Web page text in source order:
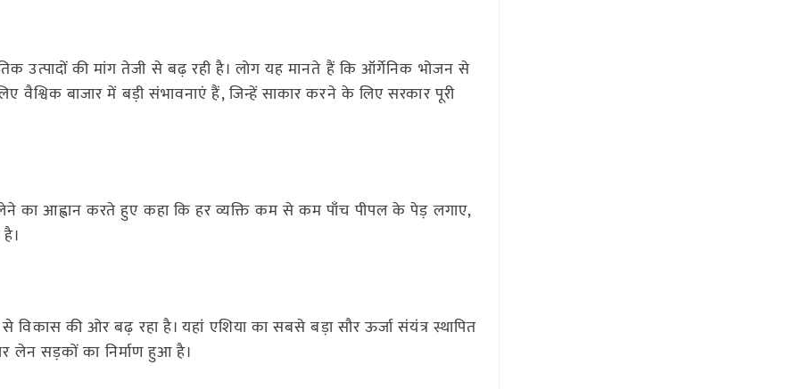
उत्पादों की मांग तेजी से बढ़ रही है। लोग यह मानते हैं कि ऑर्गेनिक भोजन से
वैश्विक बाजार में बड़ी संभावनाएं हैं, जिन्हें साकार करने के लिए सरकार पूरी
का आह्वान करते हुए कहा कि हर व्यक्ति कम से कम पाँच पीपल के पेड़ लगाए,
से विकास की ओर बढ़ रहा है। यहां एशिया का सबसे बड़ा सौर ऊर्जा संयंत्र स्थापित
लेन सड़कों का निर्माण हुआ है।